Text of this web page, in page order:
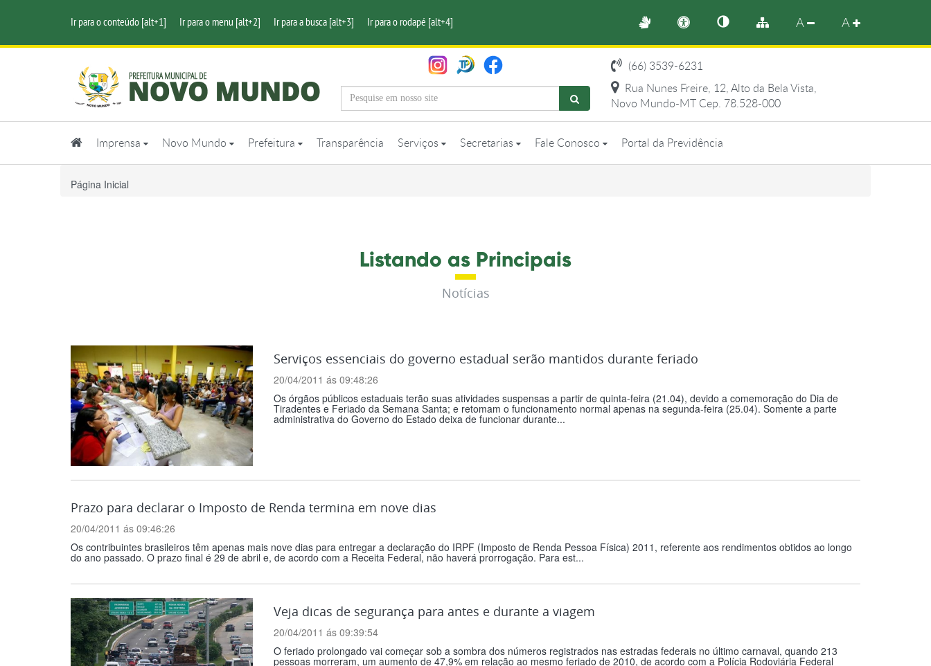
Ir para o conteúdo [alt+1] Ir para o menu [alt+2] Ir para a busca [alt+3] Ir para o rodapé [alt+4] A A
(66) 3539-6231
Rua Nunes Freire, 12, Alto da Bela Vista,
Novo Mundo-MT Cep. 78.528-000
Imprensa Novo Mundo Prefeitura Transparência Serviços Secretarias Fale Conosco Portal da Previdência
Página Inicial
Listando as Principais
Notícias
Serviços essenciais do governo estadual serão mantidos durante feriado
20/04/2011 ás 09:48:26
Os órgãos públicos estaduais terão suas atividades suspensas a partir de quinta-feira (21.04), devido a comemoração do Dia de
Tiradentes e Feriado da Semana Santa; e retomam o funcionamento normal apenas na segunda-feira (25.04). Somente a parte
administrativa do Governo do Estado deixa de funcionar durante...
Prazo para declarar o Imposto de Renda termina em nove dias
20/04/2011 ás 09:46:26
Os contribuintes brasileiros têm apenas mais nove dias para entregar a declaração do IRPF (Imposto de Renda Pessoa Física) 2011, referente aos rendimentos obtidos ao longo
do ano passado. O prazo final é 29 de abril e, de acordo com a Receita Federal, não haverá prorrogação. Para est...
Veja dicas de segurança para antes e durante a viagem
20/04/2011 ás 09:39:54
O feriado prolongado vai começar sob a sombra dos números registrados nas estradas federais no último carnaval, quando 213
pessoas morreram, um aumento de 47,9% em relação ao mesmo feriado de 2010, de acordo com a Polícia Rodoviária Federal